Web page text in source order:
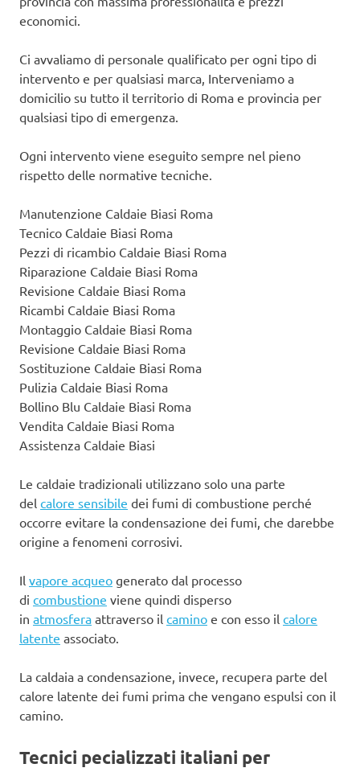
economici.
Ci avvaliamo di personale qualificato per ogni tipo di
intervento e per qualsiasi marca, Interveniamo a
domicilio su tutto il territorio di Roma e provincia per
qualsiasi tipo di emergenza.
Ogni intervento viene eseguito sempre nel pieno
rispetto delle normative tecniche.
Manutenzione Caldaie Biasi Roma
Tecnico Caldaie Biasi Roma
Pezzi di ricambio Caldaie Biasi Roma
Riparazione Caldaie Biasi Roma
Revisione Caldaie Biasi Roma
Ricambi Caldaie Biasi Roma
Montaggio Caldaie Biasi Roma
Revisione Caldaie Biasi Roma
Sostituzione Caldaie Biasi Roma
Pulizia Caldaie Biasi Roma
Bollino Blu Caldaie Biasi Roma
Vendita Caldaie Biasi Roma
Assistenza Caldaie Biasi
Le caldaie tradizionali utilizzano solo una parte
del calore sensibile dei fumi di combustione perché
occorre evitare la condensazione dei fumi, che darebbe
origine a fenomeni corrosivi.
Il vapore acqueo generato dal processo
di combustione viene quindi disperso
in atmosfera attraverso il camino e con esso il calore
latente associato.
La caldaia a condensazione, invece, recupera parte del
calore latente dei fumi prima che vengano espulsi con il
camino.
Tecnici pecializzati italiani per